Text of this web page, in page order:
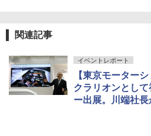
関連記事
イベントレポート
【東京モーター
クラリオンとし
ー出展。川端社